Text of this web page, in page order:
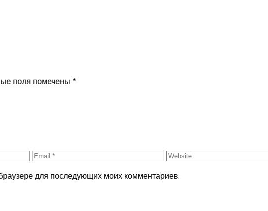
поля помечены *
для последующих моих комментариев.